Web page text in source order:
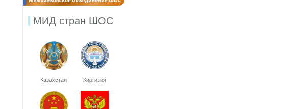
МИД стран ШОС
Казахстан Киргизия